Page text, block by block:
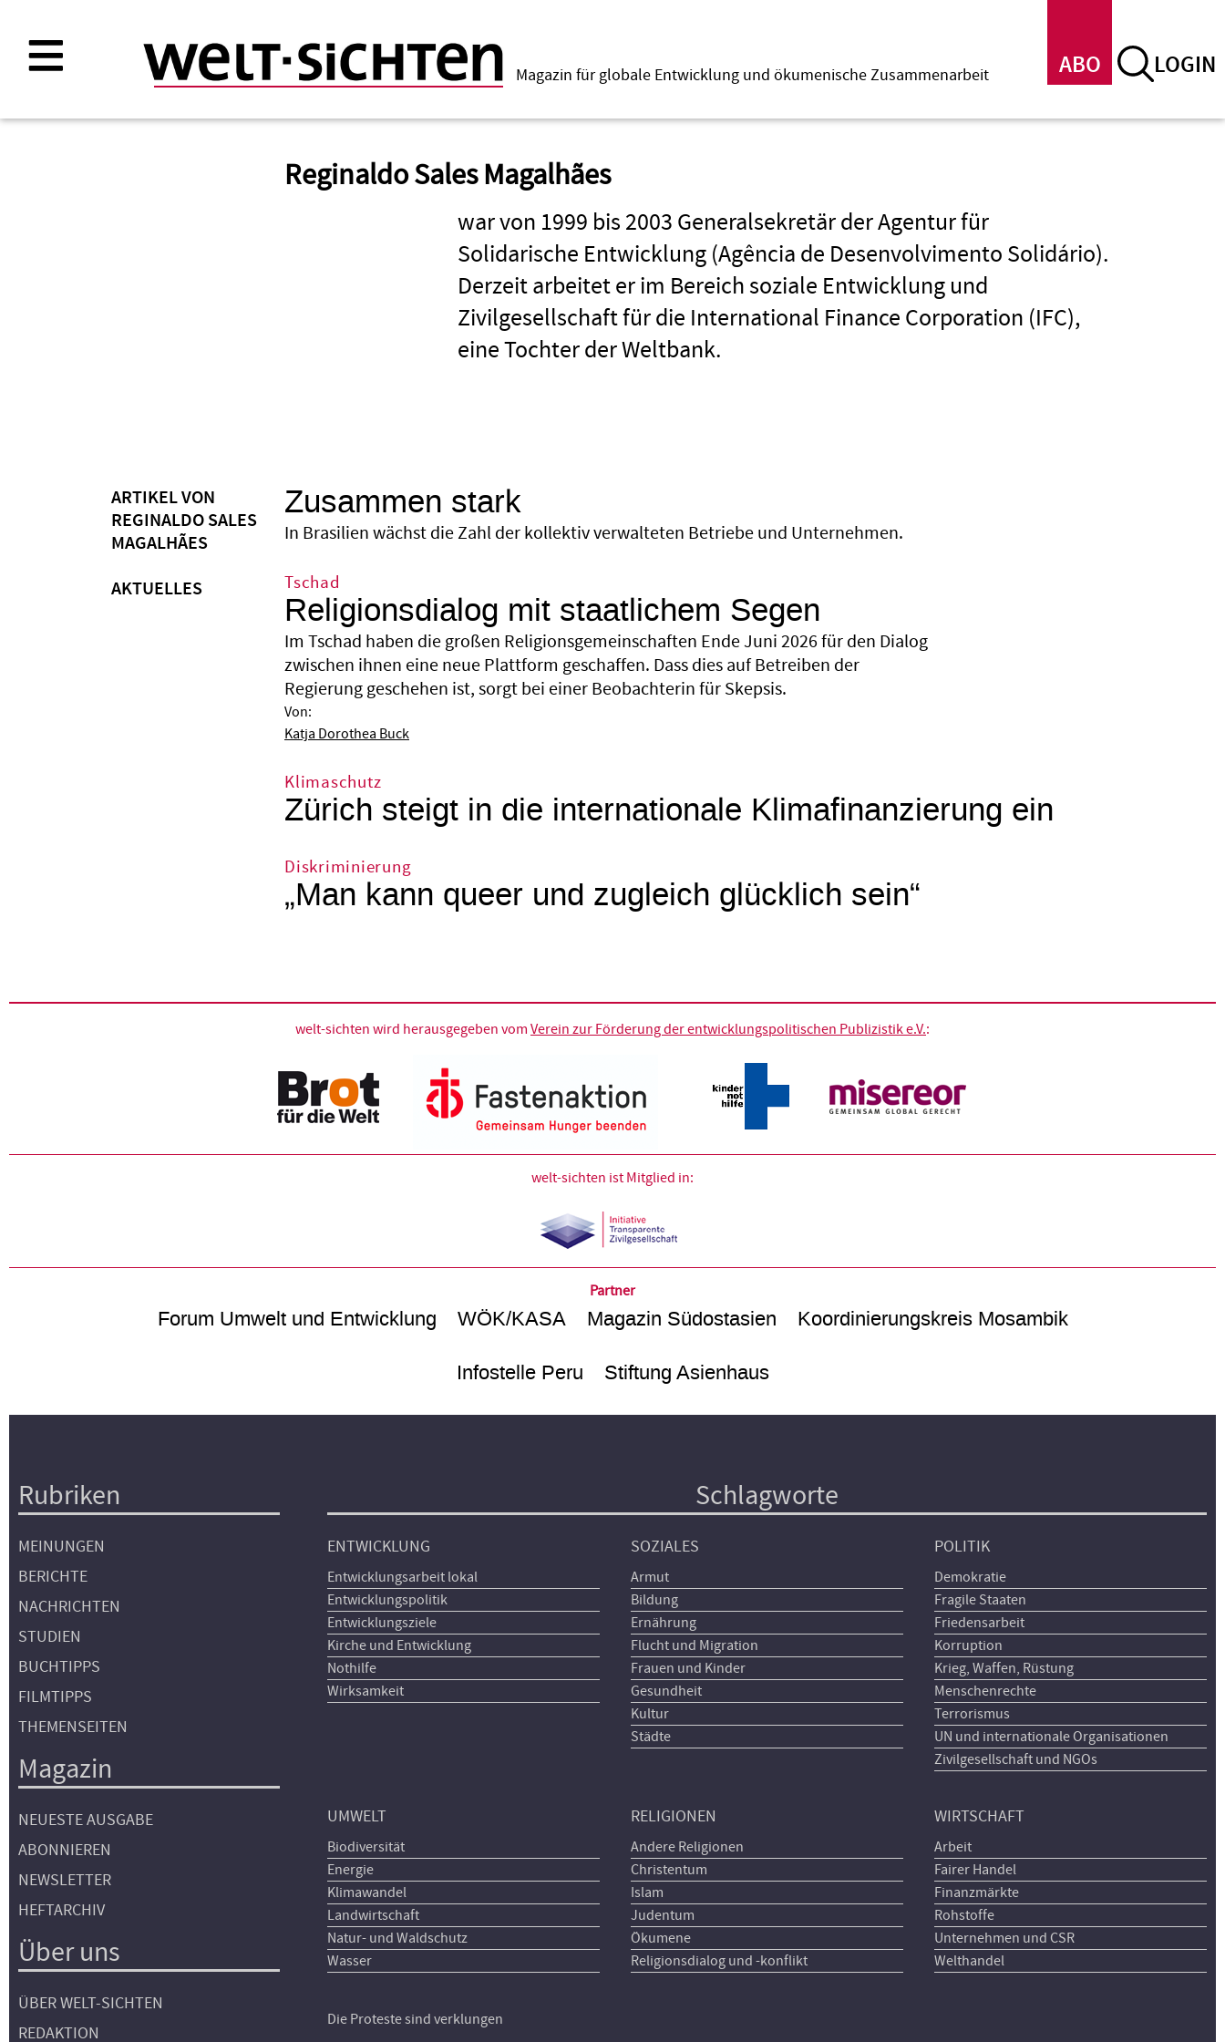
Inhalt
ABO LOGIN
Magazin für globale Entwicklung und ökumenische Zusammenarbeit
Reginaldo Sales Magalhães
war von 1999 bis 2003 General­sekretär der Agentur für
Solidarische Entwicklung (Agência de Desenvolvimento Solidário).
Derzeit arbeitet er im Bereich soziale Entwicklung und
Zivilgesellschaft für die International Finance Corporation (IFC),
eine Tochter der Weltbank.
ARTIKEL VON
REGINALDO SALES
MAGALHÃES
Zusammen stark
In Brasilien wächst die Zahl der kollektiv verwalteten Betriebe und Unternehmen.
AKTUELLES Tschad
Religionsdialog mit staatlichem Segen
Im Tschad haben die großen Religionsgemeinschaften Ende Juni 2026 für den Dialog
zwischen ihnen eine neue Plattform geschaffen. Dass dies auf Betreiben der
Regierung geschehen ist, sorgt bei einer Beobachterin für Skepsis.
Von:
Katja Dorothea Buck
Klimaschutz
Zürich steigt in die internationale Klimafinanzierung ein
Diskriminierung
„Man kann queer und zugleich glücklich sein“
welt-sichten wird herausgegeben vom Verein zur Förderung der entwicklungspolitischen Publizistik e.V.:
welt-sichten ist Mitglied in:
Partner
Forum Umwelt und Entwicklung WÖK/KASA Magazin Südostasien Koordinierungskreis Mosambik
Infostelle Peru Stiftung Asienhaus
Hauptnavigation
Rubriken
MEINUNGEN
BERICHTE
NACHRICHTEN
STUDIEN
BUCHTIPPS
FILMTIPPS
THEMENSEITEN
Magazin
NEUESTE AUSGABE
ABONNIEREN
NEWSLETTER
HEFTARCHIV
Über uns
ÜBER WELT-SICHTEN
REDAKTION
Schlagworte
ENTWICKLUNG
Entwicklungsarbeit lokal
Entwicklungspolitik
Entwicklungsziele
Kirche und Entwicklung
Nothilfe
Wirksamkeit
SOZIALES
Armut
Bildung
Ernährung
Flucht und Migration
Frauen und Kinder
Gesundheit
Kultur
Städte
POLITIK
Demokratie
Fragile Staaten
Friedensarbeit
Korruption
Krieg, Waffen, Rüstung
Menschenrechte
Terrorismus
UN und internationale Organisationen
Zivilgesellschaft und NGOs
UMWELT
Biodiversität
Energie
Klimawandel
Landwirtschaft
Natur- und Waldschutz
Wasser
RELIGIONEN
Andere Religionen
Christentum
Islam
Judentum
Ökumene
Religionsdialog und -konflikt
WIRTSCHAFT
Arbeit
Fairer Handel
Finanzmärkte
Rohstoffe
Unternehmen und CSR
Welthandel
Die Proteste sind verklungen